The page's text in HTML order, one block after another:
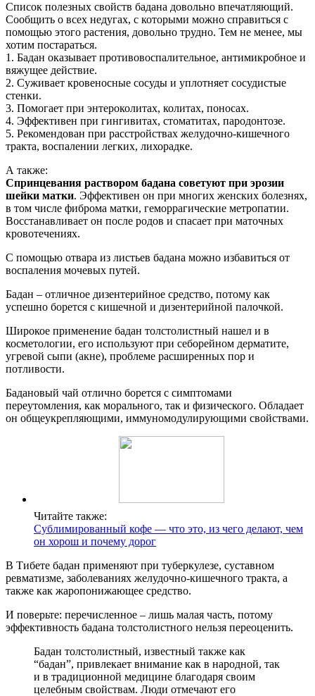
Список полезных свойств бадана довольно впечатляющий.
Сообщить о всех недугах, с которыми можно справиться с
помощью этого растения, довольно трудно. Тем не менее, мы
хотим постараться.
1. Бадан оказывает противовоспалительное, антимикробное и
вяжущее действие.
2. Суживает кровеносные сосуды и уплотняет сосудистые
стенки.
3. Помогает при энтероколитах, колитах, поносах.
4. Эффективен при гингивитах, стоматитах, пародонтозе.
5. Рекомендован при расстройствах желудочно-кишечного
тракта, воспалении легких, лихорадке.
А также:
Спринцевания раствором бадана советуют при эрозии
шейки матки. Эффективен он при многих женских болезнях,
в том числе фиброма матки, геморрагические метропатии.
Восстанавливает он после родов и спасает при маточных
кровотечениях.
С помощью отвара из листьев бадана можно избавиться от
воспаления мочевых путей.
Бадан – отличное дизентерийное средство, потому как
успешно борется с кишечной и дизентерийной палочкой.
Широкое применение бадан толстолистный нашел и в
косметологии, его используют при себорейном дерматите,
угревой сыпи (акне), проблеме расширенных пор и
потливости.
Бадановый чай отлично борется с симптомами
переутомления, как морального, так и физического. Обладает
он общеукрепляющими, иммуномодулирующими свойствами.
Читайте также:
Сублимированный кофе — что это, из чего делают, чем
он хорош и почему дорог
В Тибете бадан применяют при туберкулезе, суставном
ревматизме, заболеваниях желудочно-кишечного тракта, а
также как жаропонижающее средство.
И поверьте: перечисленное – лишь малая часть, потому
эффективность бадана толстолистного нельзя переоценить.
Бадан толстолистный, известный также как
“бадан”, привлекает внимание как в народной, так
и в традиционной медицине благодаря своим
целебным свойствам. Люди отмечают его